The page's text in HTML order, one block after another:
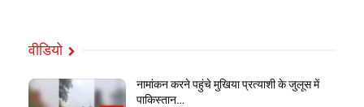
वीडियो
नामांकन करने पहुंचे मुखिया प्रत्याशी के जुलूस में
पाकिस्तान…